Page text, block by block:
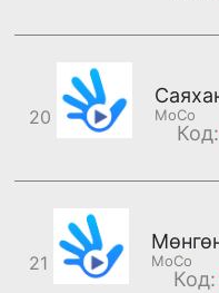
20 MoCo
Код:
21 MoCo
Код: